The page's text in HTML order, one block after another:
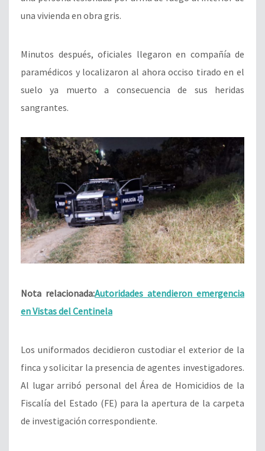
una vivienda en obra gris.
Minutos después, oficiales llegaron en compañía de
paramédicos y localizaron al ahora occiso tirado en el
suelo ya muerto a consecuencia de sus heridas
sangrantes.
Nota relacionada:Autoridades atendieron emergencia
en Vistas del Centinela
Los uniformados decidieron custodiar el exterior de la
finca y solicitar la presencia de agentes investigadores.
Al lugar arribó personal del Área de Homicidios de la
Fiscalía del Estado (FE) para la apertura de la carpeta
de investigación correspondiente.